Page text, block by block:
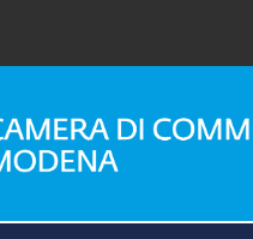
di Modena